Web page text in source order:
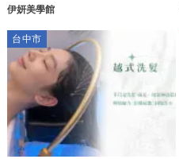
伊妍美學館
台中市